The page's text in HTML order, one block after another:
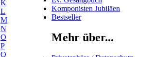
K
L
M
N
O
P
Q
Komponisten Jubiläen
Bestseller
Mehr über...